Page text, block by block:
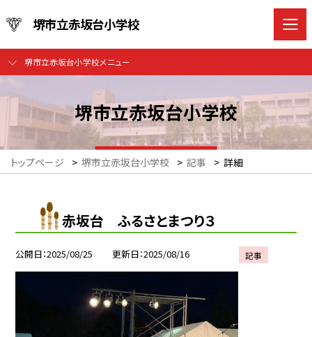
堺市立赤坂台小学校
堺市立赤坂台小学校メニュー
堺市立赤坂台小学校
トップページ > 堺市立赤坂台小学校 > 記事 > 詳細
赤坂台 ふるさとまつり３
公開日 2025/08/25 更新日 2025/08/16 記事